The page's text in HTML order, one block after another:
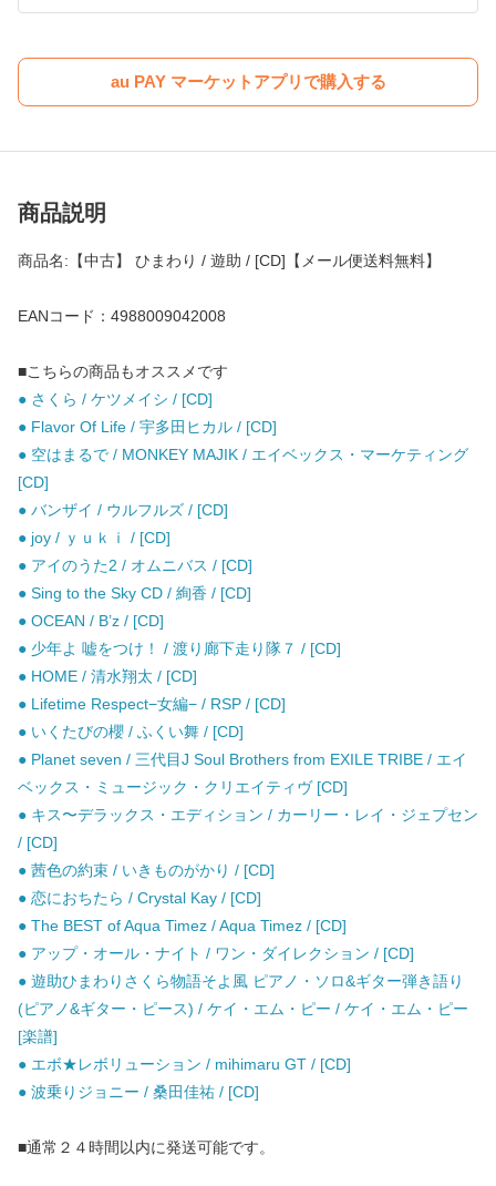
au PAY マーケットアプリで購入する
商品説明
商品名:【中古】 ひまわり / 遊助 / [CD]【メール便送料無料】
EANコード：4988009042008
■こちらの商品もオススメです
● さくら / ケツメイシ / [CD]
● Flavor Of Life / 宇多田ヒカル / [CD]
● 空はまるで / MONKEY MAJIK / エイベックス・マーケティング
[CD]
● バンザイ / ウルフルズ / [CD]
● joy / ｙｕｋｉ / [CD]
● アイのうた2 / オムニバス / [CD]
● Sing to the Sky CD / 絢香 / [CD]
● OCEAN / B’z / [CD]
● 少年よ 嘘をつけ！ / 渡り廊下走り隊７ / [CD]
● HOME / 清水翔太 / [CD]
● Lifetime Respect−女編− / RSP / [CD]
● いくたびの櫻 / ふくい舞 / [CD]
● Planet seven / 三代目J Soul Brothers from EXILE TRIBE / エイ
ベックス・ミュージック・クリエイティヴ [CD]
● キス〜デラックス・エディション / カーリー・レイ・ジェプセン
/ [CD]
● 茜色の約束 / いきものがかり / [CD]
● 恋におちたら / Crystal Kay / [CD]
● The BEST of Aqua Timez / Aqua Timez / [CD]
● アップ・オール・ナイト / ワン・ダイレクション / [CD]
● 遊助ひまわりさくら物語そよ風 ピアノ・ソロ&ギター弾き語り
(ピアノ&ギター・ピース) / ケイ・エム・ピー / ケイ・エム・ピー
[楽譜]
● エボ★レボリューション / mihimaru GT / [CD]
● 波乗りジョニー / 桑田佳祐 / [CD]
■通常２４時間以内に発送可能です。